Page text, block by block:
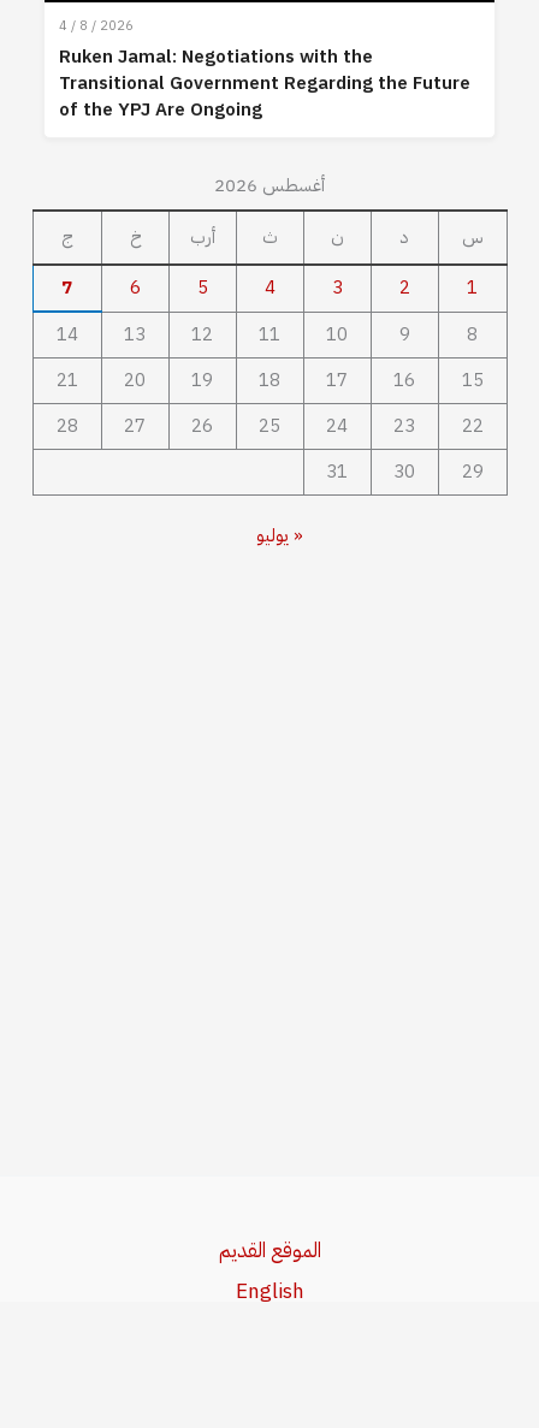
4 / 8 / 2026
Ruken Jamal: Negotiations with the
Transitional Government Regarding the Future
of the YPJ Are Ongoing
أغسطس 2026
س
د ن ث أرب خ
ج
1
2
3
4
5
6
7
8
9
10
11
12
13
14
15
16
17
18
19
20
21
22
23
24
25
26
27
28
29
30
31
« يوليو
الموقع القديم
English